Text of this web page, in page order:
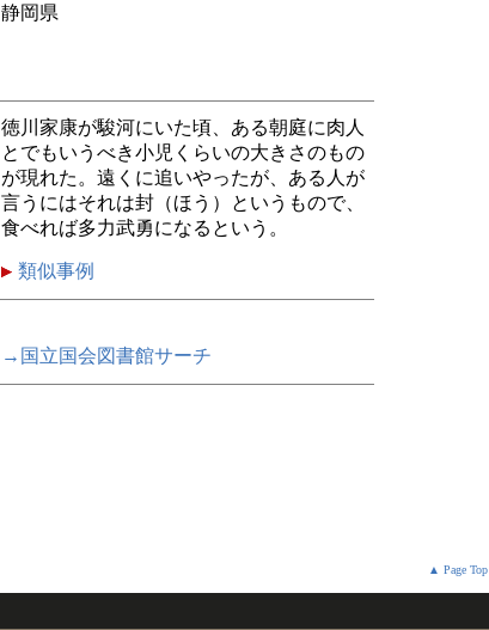
静岡県
徳川家康が駿河にいた頃、ある朝庭に肉人
とでもいうべき小児くらいの大きさのもの
が現れた。遠くに追いやったが、ある人が
言うにはそれは封（ほう）というもので、
食べれば多力武勇になるという。
類似事例
→国立国会図書館サーチ
▲ Page Top